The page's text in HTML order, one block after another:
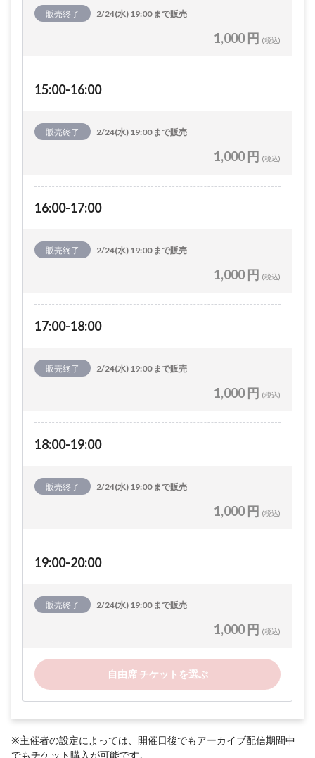
販売終了 2/24(水) 19:00 まで販売
1,000 円 (税込)
15:00-16:00
販売終了 2/24(水) 19:00 まで販売
1,000 円 (税込)
16:00-17:00
販売終了 2/24(水) 19:00 まで販売
1,000 円 (税込)
17:00-18:00
販売終了 2/24(水) 19:00 まで販売
1,000 円 (税込)
18:00-19:00
販売終了 2/24(水) 19:00 まで販売
1,000 円 (税込)
19:00-20:00
販売終了 2/24(水) 19:00 まで販売
1,000 円 (税込)
自由席 チケットを選ぶ
※主催者の設定によっては、開催日後でもアーカイブ配信期間中
でもチケット購入が可能です。